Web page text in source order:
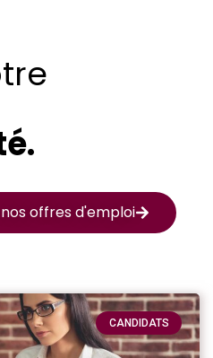
CANDIDATS
offres d'emploi